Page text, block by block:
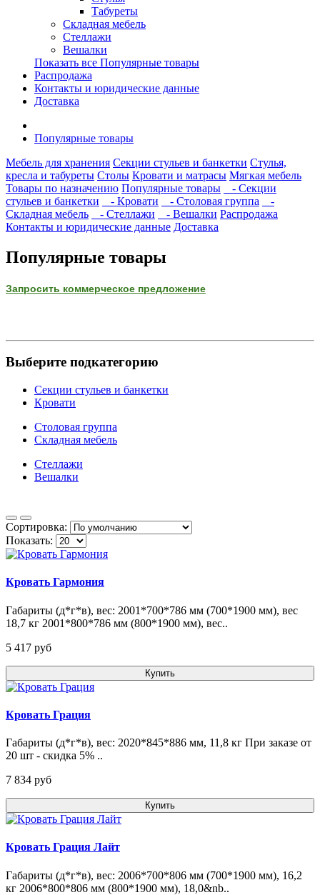
Табуреты
Складная мебель
Стеллажи
Вешалки
Показать все Популярные товары
Распродажа
Контакты и юридические данные
Доставка
Популярные товары
Мебель для хранения Секции стульев и банкетки Стулья,
кресла и табуреты Столы Кровати и матрасы Мягкая мебель
Товары по назначению Популярные товары
- Секции
стульев и банкетки
- Кровати - Столовая группа
-
Складная мебель
- Стеллажи - Вешалки Распродажа
Контакты и юридические данные Доставка
Популярные товары
Запросить коммерческое предложение
Выберите подкатегорию
Секции стульев и банкетки
Кровати
Столовая группа
Складная мебель
Стеллажи
Вешалки
Сортировка:
Показать:
Кровать Гармония
Габариты (д*г*в), вес: 2001*700*786 мм (700*1900 мм), вес
18,7 кг 2001*800*786 мм (800*1900 мм), вес..
5 417 pуб
Купить
Кровать Грация
Габариты (д*г*в), вес: 2020*845*886 мм, 11,8 кг При заказе от
20 шт - скидка 5% ..
7 834 pуб
Купить
Кровать Грация Лайт
Габариты (д*г*в), вес: 2006*700*806 мм (700*1900 мм), 16,2
кг 2006*800*806 мм (800*1900 мм), 18,0&nb..